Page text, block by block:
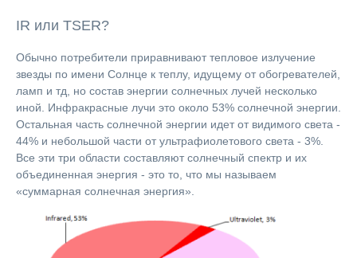
IR или TSER?
Обычно потребители приравнивают тепловое излучение
звезды по имени Солнце к теплу, идущему от обогревателей,
ламп и тд, но состав энергии солнечных лучей несколько
иной. Инфракрасные лучи это около 53% солнечной энергии.
Остальная часть солнечной энергии идет от видимого света -
44% и небольшой части от ультрафиолетового света - 3%.
Все эти три области составляют солнечный спектр и их
объединенная энергия - это то, что мы называем
«суммарная солнечная энергия».